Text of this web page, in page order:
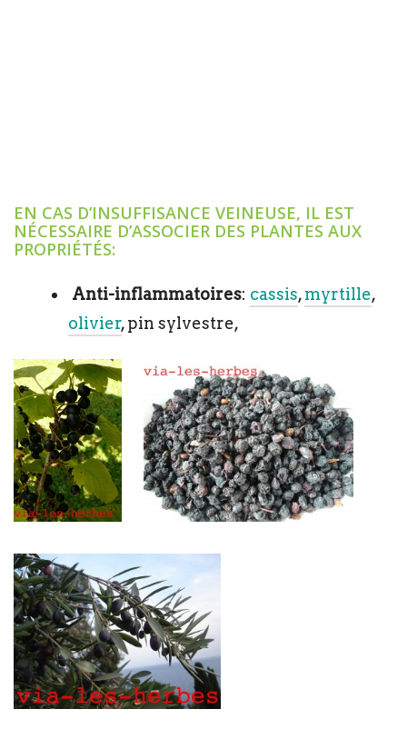
EN CAS D’INSUFFISANCE VEINEUSE, IL EST
NÉCESSAIRE D’ASSOCIER DES PLANTES AUX
PROPRIÉTÉS:
Anti-inflammatoires: cassis,myrtille,
olivier, pin sylvestre,